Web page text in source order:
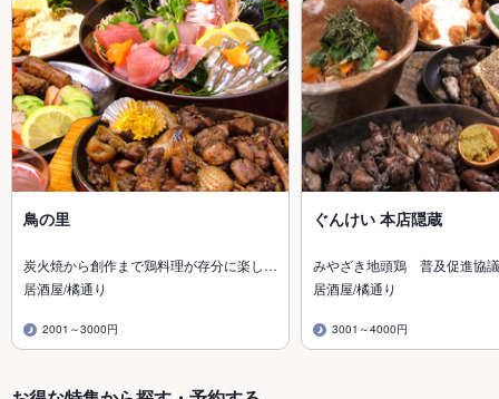
鳥の里
炭火焼から創作まで鶏料理が存分に楽し…
居酒屋/橘通り
2001～3000円
ぐんけい 本店隠蔵
みやざき地頭鶏 普及促進協
居酒屋/橘通り
3001～4000円